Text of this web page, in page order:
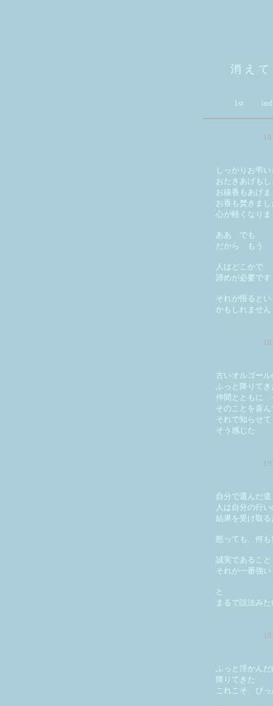
消 え て
1st
しっかりお弔
おたきあげもし
お線香もあげま
お香も焚きまし
心が軽くなりま
ああ でも
だから もう
人はどこかで
諦めが必要です
それが悟るとい
かもしれません
古いオルゴール
ふっと降りてき
仲間とともに
そのことを喜
それで知らせ
そう感じた
自分で選んだ道
人は自分の行い
結果を受け取る
怒っても、何
誠実であること
それが一番強い
と
まるで説法み
ふっと浮かんだ
降りてきた
これこそ ぴっ